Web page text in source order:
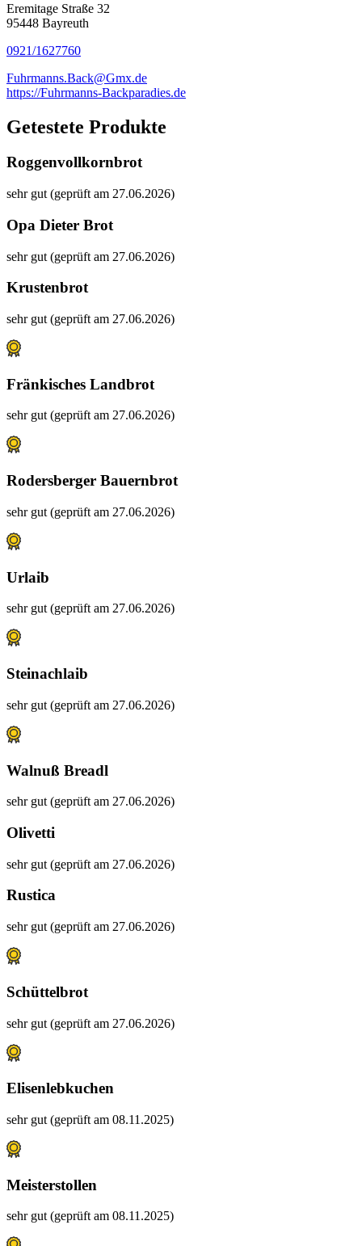
Eremitage Straße 32
95448 Bayreuth
0921/1627760
Fuhrmanns.Back@Gmx.de
https://Fuhrmanns-Backparadies.de
Getestete Produkte
Roggenvollkornbrot
sehr gut (geprüft am 27.06.2026)
Opa Dieter Brot
sehr gut (geprüft am 27.06.2026)
Krustenbrot
sehr gut (geprüft am 27.06.2026)
Fränkisches Landbrot
sehr gut (geprüft am 27.06.2026)
Rodersberger Bauernbrot
sehr gut (geprüft am 27.06.2026)
Urlaib
sehr gut (geprüft am 27.06.2026)
Steinachlaib
sehr gut (geprüft am 27.06.2026)
Walnuß Breadl
sehr gut (geprüft am 27.06.2026)
Olivetti
sehr gut (geprüft am 27.06.2026)
Rustica
sehr gut (geprüft am 27.06.2026)
Schüttelbrot
sehr gut (geprüft am 27.06.2026)
Elisenlebkuchen
sehr gut (geprüft am 08.11.2025)
Meisterstollen
sehr gut (geprüft am 08.11.2025)